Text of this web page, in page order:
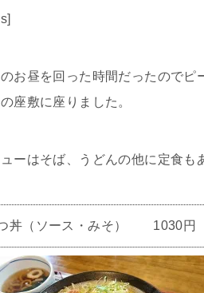
お昼を回った時間だったのでピ
座敷に座りました。
ューはそば、うどんの他に定食も
丼（ソース・みそ） 1030円